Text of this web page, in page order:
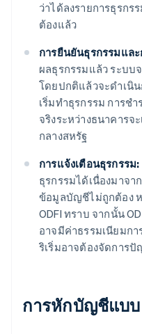
ว่าได้ลงรายการธุรก
ต้องแล้ว
การยืนยันธุรกรรมและ
ผลธุรกรรมแล้ว ระบบ
โดยปกติแล้วจะดําเนิน
เริ่มทําธุรกรรม การช
จริงระหว่างธนาคาร
กลางสหรัฐ
การแจ้งเตือนธุรกรรม:
ธุรกรรมได้เนื่องมาจา
ข้อมูลบัญชีไม่ถูกต้อง
ODFI ทราบ จากนั้น
อาจมีค่าธรรมเนียมก
ริเริ่มอาจต้องจัดการ
การหักบัญชีแบบ